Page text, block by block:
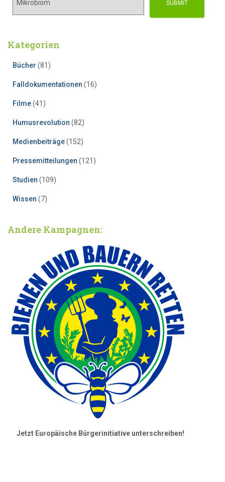
Kategorien
Bücher (81)
Falldokumentationen (16)
Filme(41)
Humusrevolution (82)
Medienbeiträge(152)
Pressemitteilungen (121)
Studien (109)
Wissen (7)
Andere Kampagnen:
Jetzt Europäische Bürgerinitiative unterschreiben!